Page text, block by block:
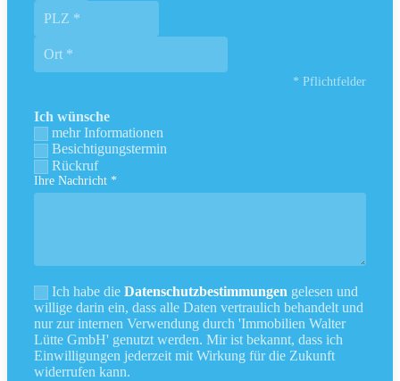
* Pflichtfelder
Ich wünsche
mehr Informationen
Besichtigungstermin
Rückruf
Ihre Nachricht *
Ich habe die Datenschutzbestimmungen gelesen und
willige darin ein, dass alle Daten vertraulich behandelt und
nur zur internen Verwendung durch 'Immobilien Walter
Lütte GmbH' genutzt werden. Mir ist bekannt, dass ich
Einwilligungen jederzeit mit Wirkung für die Zukunft
widerrufen kann.